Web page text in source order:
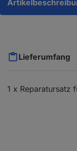
Lieferumfang
1 x Reparatursatz